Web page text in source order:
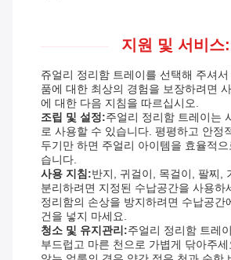
지원 및 서비스:
쥬얼리 정리함 트레이를 선택해 주셔
품에 대한 최상의 경험을 보장하려면
에 대한 다음 지침을 따르십시오.
조립 및 설정:주얼리 정리함 트레이는
로 사용할 수 있습니다. 평평하고 안정
두기만 하면 주얼리 아이템을 효율적
습니다.
사용 지침:반지, 귀걸이, 목걸이, 팔찌,
분리하려면 지정된 수납공간을 사용하
정리함의 손상을 방지하려면 수납공간
건을 넣지 마세요.
청소 및 유지관리:주얼리 정리함 트레
부드럽고 마른 천으로 가볍게 닦아주